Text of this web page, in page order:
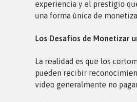
experiencia y el prestigio
una forma única de
Los Desafíos de Monetizar
La realidad es que los
pueden recibir
video generalmente no